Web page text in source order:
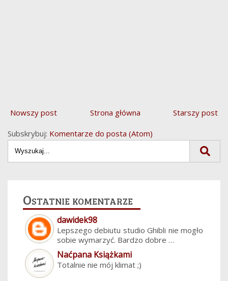
Nowszy post Starszy post
Strona główna
Subskrybuj: Komentarze do posta (Atom)
Ostatnie komentarze
dawidek98
Lepszego debiutu studio Ghibli nie mogło
sobie wymarzyć. Bardzo dobre …
Naćpana Książkami
Totalnie nie mój klimat ;)